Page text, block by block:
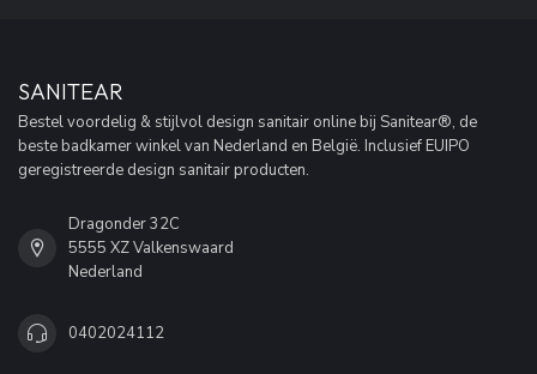
SANITEAR
Bestel voordelig & stijlvol design sanitair online bij Sanitear®, de
beste badkamer winkel van Nederland en België. Inclusief EUIPO
geregistreerde design sanitair producten.
Dragonder 32C
5555 XZ Valkenswaard
Nederland
0402024112